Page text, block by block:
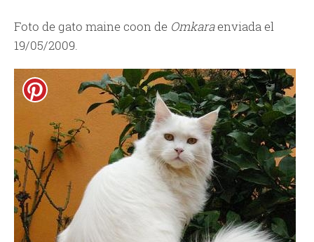
Foto de gato maine coon de Omkaraenviada el
19/05/2009.